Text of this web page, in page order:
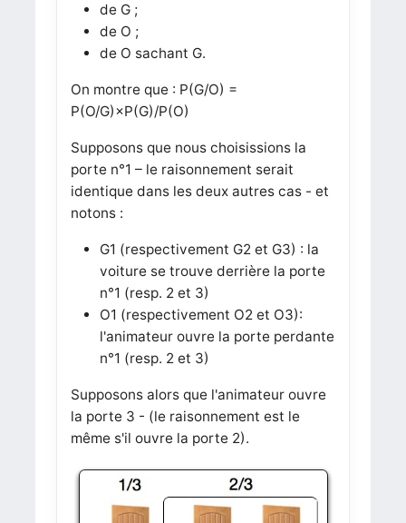
de G ;
de O ;
de O sachant G.
On montre que : P(G/O) =
P(O/G)×P(G)/P(O)
Supposons que nous choisissions la
porte n°1 – le raisonnement serait
identique dans les deux autres cas - et
notons :
G1 (respectivement G2 et G3) : la
voiture se trouve derrière la porte
n°1 (resp. 2 et 3)
O1 (respectivement O2 et O3):
l'animateur ouvre la porte perdante
n°1 (resp. 2 et 3)
Supposons alors que l'animateur ouvre
la porte 3 - (le raisonnement est le
même s'il ouvre la porte 2).